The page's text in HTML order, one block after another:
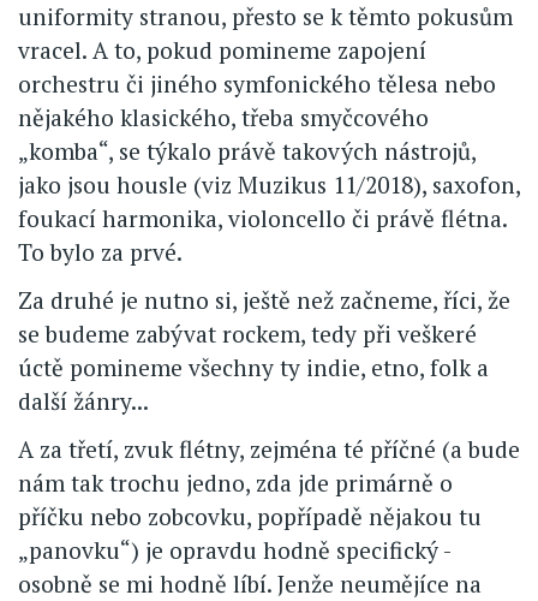
uniformity stranou, přesto se k těmto pokusům
vracel. A to, pokud pomineme zapojení
orchestru či jiného symfonického tělesa nebo
nějakého klasického, třeba smyčcového
„komba“, se týkalo právě takových nástrojů,
jako jsou housle (viz Muzikus 11/2018), saxofon,
foukací harmonika, violoncello či právě flétna.
To bylo za prvé.
Za druhé je nutno si, ještě než začneme, říci, že
se budeme zabývat rockem, tedy při veškeré
úctě pomineme všechny ty indie, etno, folk a
další žánry...
A za třetí, zvuk flétny, zejména té příčné (a bude
nám tak trochu jedno, zda jde primárně o
příčku nebo zobcovku, popřípadě nějakou tu
„panovku“) je opravdu hodně specifický -
osobně se mi hodně líbí. Jenže neumějíce na